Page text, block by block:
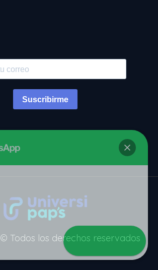
Suscribirme
© Todos los derechos reservados